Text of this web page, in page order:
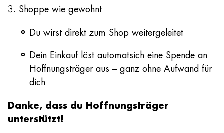
3. Shoppe wie gewohnt
Du wirst direkt zum Shop weitergeleitet
Dein Einkauf löst automatsich eine Spende an
Hoffnungsträger aus – ganz ohne Aufwand für
dich
Danke, dass du Hoffnungsträger
unterstützt!